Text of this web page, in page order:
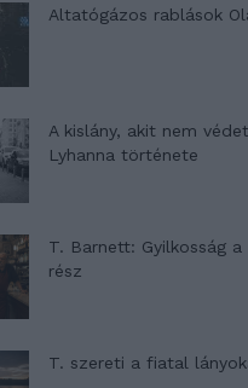
Altatógázos rablások
A kislány, akit nem
Lyhanna története
T. Barnett: Gyilkosság
rész
T. szereti a fiatal